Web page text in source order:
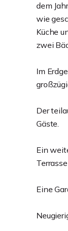
dem
wie
Küche
zwei
Im
Der
Gäste.
Ein
Eine